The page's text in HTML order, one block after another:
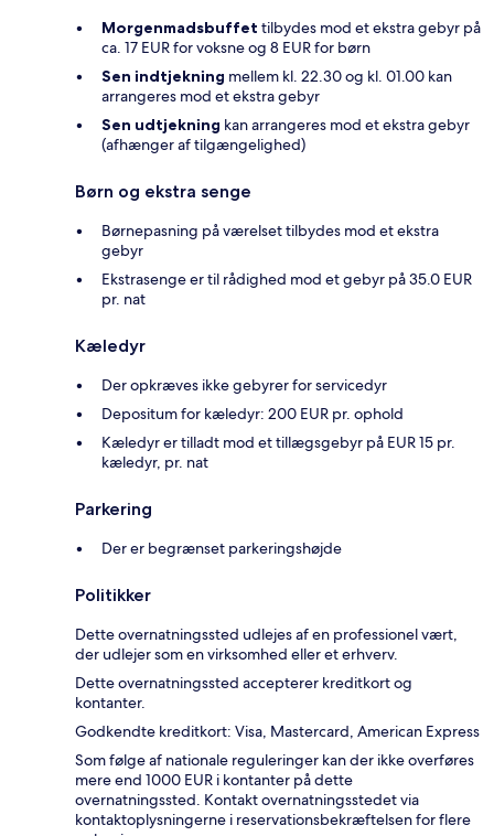
Morgenmadsbuffet tilbydes mod et ekstra gebyr på
ca. 17 EUR for voksne og 8 EUR for børn
Sen indtjekning mellem kl. 22.30 og kl. 01.00 kan
arrangeres mod et ekstra gebyr
Sen udtjekning kan arrangeres mod et ekstra gebyr
(afhænger af tilgængelighed)
Børn og ekstra senge
Børnepasning på værelset tilbydes mod et ekstra
gebyr
Ekstrasenge er til rådighed mod et gebyr på 35.0 EUR
pr. nat
Kæledyr
Der opkræves ikke gebyrer for servicedyr
Depositum for kæledyr: 200 EUR pr. ophold
Kæledyr er tilladt mod et tillægsgebyr på EUR 15 pr.
kæledyr, pr. nat
Parkering
Der er begrænset parkeringshøjde
Politikker
Dette overnatningssted udlejes af en professionel vært,
der udlejer som en virksomhed eller et erhverv.
Dette overnatningssted accepterer kreditkort og
kontanter.
Godkendte kreditkort: Visa, Mastercard, American Express
Som følge af nationale reguleringer kan der ikke overføres
mere end 1000 EUR i kontanter på dette
overnatningssted. Kontakt overnatningsstedet via
kontaktoplysningerne i reservationsbekræftelsen for flere